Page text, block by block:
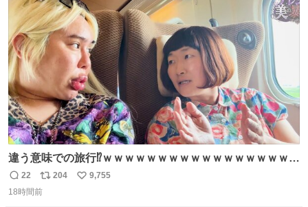
ト
数
数
違う意味での旅行⁉️ｗｗｗｗｗｗｗｗｗｗｗｗｗｗｗｗｗｗ
ｗ
返
信
22
リ
ポ
204
い
9,755
18時間前